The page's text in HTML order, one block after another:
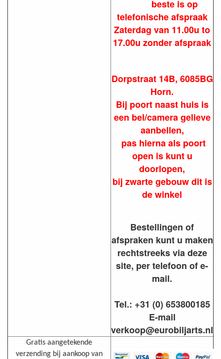
beste is op
telefonische afspraak
Zaterdag van 11.00u to
17.00u zonder afspraak
Dorpstraat 14B, 6085BG
Horn.
Bij poort naast huis is
een bel/camera gelieve
aanbellen,
pas hierna als poort
open is kunt u
doorlopen,
bij zwarte gebouw dit is
de winkel
Bestellingen of
afspraken kunt u maken
rechtstreeks via deze
site, per telefoon of e-
mail.
Tel.: +31 (0) 653800185
E-mail
verkoop@eurobiljarts.nl
Gratis aangetekende
verzending bij aankoop van